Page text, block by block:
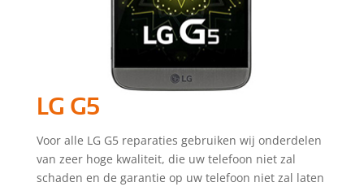
LG G5
Voor alle LG G5 reparaties gebruiken wij onderdelen
van zeer hoge kwaliteit, die uw telefoon niet zal
schaden en de garantie op uw telefoon niet zal laten